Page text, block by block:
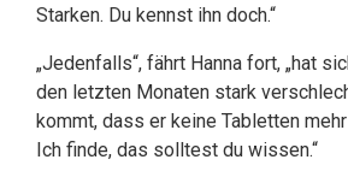
Starken. Du kennst ihn doch.“
„Jedenfalls“, fährt Hanna fort, „hat
den letzten Monaten stark
kommt, dass er keine Tabletten
Ich finde, das solltest du wissen.“